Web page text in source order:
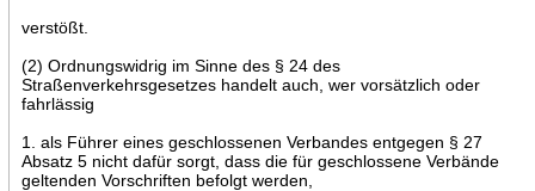
verstößt.
(2) Ordnungswidrig im Sinne des § 24 des
Straßenverkehrsgesetzes handelt auch, wer vorsätzlich oder
fahrlässig
1. als Führer eines geschlossenen Verbandes entgegen § 27
Absatz 5 nicht dafür sorgt, dass die für geschlossene Verbände
geltenden Vorschriften befolgt werden,